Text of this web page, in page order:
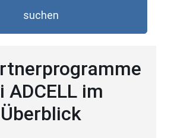
suchen
ADCELL im
Überblick